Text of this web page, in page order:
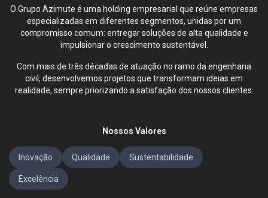
O Grupo Azimute é uma holding empresarial que reúne empresas
especializadas em diferentes segmentos, unidas por um
compromisso comum: entregar soluções de alta qualidade e
impulsionar o crescimento sustentável.
Com mais de três décadas de atuação no ramo da engenharia
civil, desenvolvemos projetos que transformam ideias em
realidade, sempre priorizando a satisfação dos nossos clientes.
Nossos Valores
Inovação Qualidade Sustentabilidade
Excelência